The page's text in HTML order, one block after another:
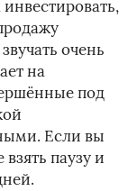
очень
на
под
Если вы
взять паузу и